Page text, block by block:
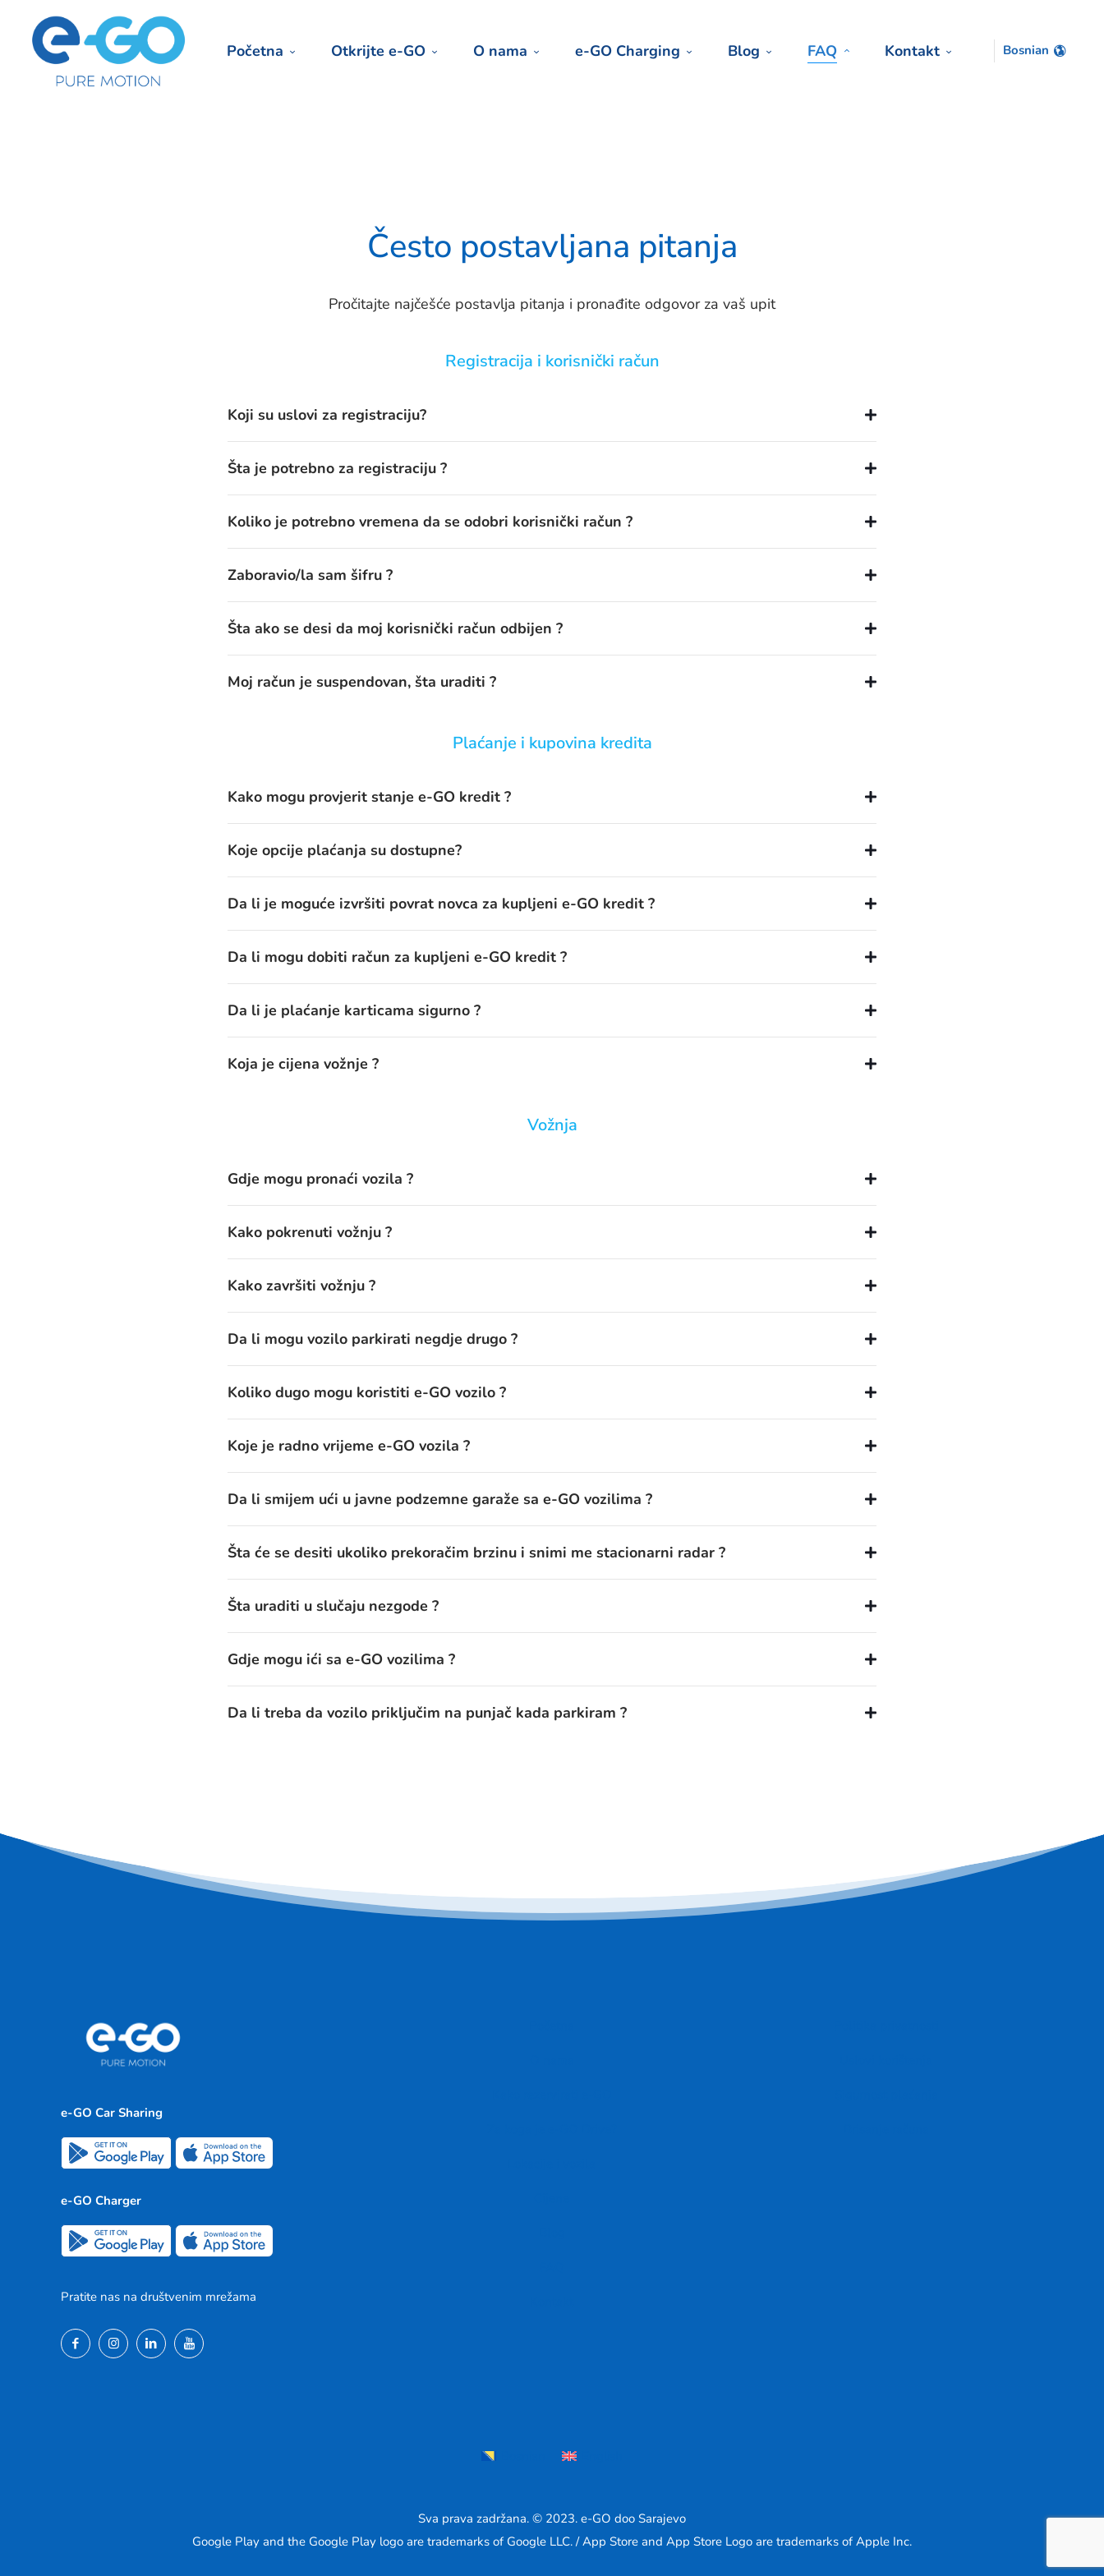
Početna Otkrijte e-GO O nama e-GO Charging Blog FAQ Kontakt Bosnian
Često postavljana pitanja
Pročitajte najčešće postavlja pitanja i pronađite odgovor za vaš upit
Registracija i korisnički račun
Koji su uslovi za registraciju?
Šta je potrebno za registraciju ?
Koliko je potrebno vremena da se odobri korisnički račun ?
Zaboravio/la sam šifru ?
Šta ako se desi da moj korisnički račun odbijen ?
Moj račun je suspendovan, šta uraditi ?
Plaćanje i kupovina kredita
Kako mogu provjerit stanje e-GO kredit ?
Koje opcije plaćanja su dostupne?
Da li je moguće izvršiti povrat novca za kupljeni e-GO kredit ?
Da li mogu dobiti račun za kupljeni e-GO kredit ?
Da li je plaćanje karticama sigurno ?
Koja je cijena vožnje ?
Vožnja
Gdje mogu pronaći vozila ?
Kako pokrenuti vožnju ?
Kako završiti vožnju ?
Da li mogu vozilo parkirati negdje drugo ?
Koliko dugo mogu koristiti e-GO vozilo ?
Koje je radno vrijeme e-GO vozila ?
Da li smijem ući u javne podzemne garaže sa e-GO vozilima ?
Šta će se desiti ukoliko prekoračim brzinu i snimi me stacionarni radar ?
Šta uraditi u slučaju nezgode ?
Gdje mogu ići sa e-GO vozilima ?
Da li treba da vozilo priključim na punjač kada parkiram ?
e-GO Car Sharing
e-GO Charger
Pratite nas na društvenim mrežama
Sva prava zadržana. © 2023. e-GO doo Sarajevo
Google Play and the Google Play logo are trademarks of Google LLC. / App Store and App Store Logo are trademarks of Apple Inc.